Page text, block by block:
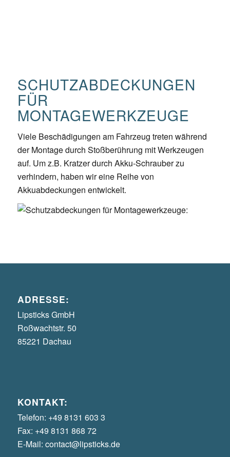
SCHUTZABDECKUNGEN
FÜR
MONTAGEWERKZEUGE
Viele Beschädigungen am Fahrzeug treten während
der Montage durch Stoßberührung mit Werkzeugen
auf. Um z.B. Kratzer durch Akku-Schrauber zu
verhindern, haben wir eine Reihe von
Akkuabdeckungen entwickelt.
ADRESSE:
Lipsticks GmbH
Roßwachtstr. 50
85221 Dachau
KONTAKT:
Telefon: +49 8131 603 3
Fax: +49 8131 868 72
E-Mail: contact@lipsticks.de